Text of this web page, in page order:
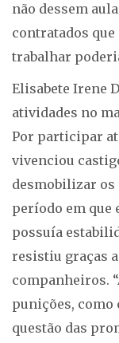
não dessem
contratados que
trabalhar
Elisabete Irene
atividades no
Por participar
vivenciou
desmobilizar os
período em que
possuía
resistiu graças
companheiros.
punições, como
questão das